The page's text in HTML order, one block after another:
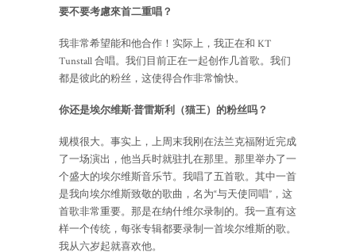
要不要考慮來首二重唱？
我非常希望能和他合作！实际上，我正在和 KT
Tunstall 合唱。我们目前正在一起创作几首歌。我们
都是彼此的粉丝，这使得合作非常愉快。
你还是埃尔维斯·普雷斯利（猫王）的粉丝吗？
规模很大。事实上，上周末我刚在法兰克福附近完成
了一场演出，他当兵时就驻扎在那里。那里举办了一
个盛大的埃尔维斯音乐节。我唱了五首歌。其中一首
是我向埃尔维斯致敬的歌曲，名为“与天使同唱”，这
首歌非常重要。那是在纳什维尔录制的。我一直有这
样一个传统，每张专辑都要录制一首埃尔维斯的歌。
我从六岁起就喜欢他。